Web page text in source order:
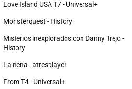
Love Island USA T7 - Universal+
Monsterquest - History
Misterios inexplorados con Danny Trejo -
History
La nena - atresplayer
From T4 - Universal+